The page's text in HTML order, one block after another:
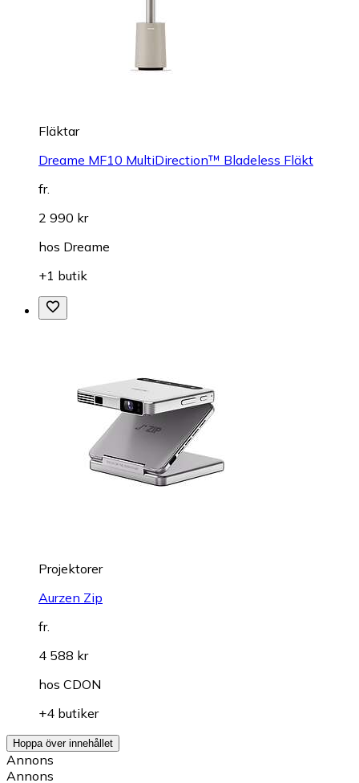
Fläktar
Dreame MF10 MultiDirection™ Bladeless Fläkt
fr.
2 990 kr
hos Dreame
+1 butik
Projektorer
Aurzen Zip
fr.
4 588 kr
hos CDON
+4 butiker
Hoppa över innehållet
Annons
Annons